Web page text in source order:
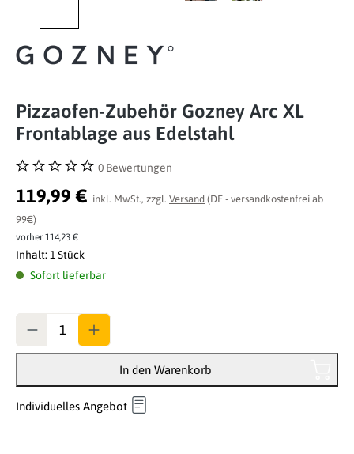
Pizzaofen-Zubehör Gozney Arc XL
Frontablage aus Edelstahl
Durchschnittliche Bewertung von 0 von 5 Sternen
0 Bewertungen
119,99 € inkl. MwSt., zzgl. Versand (DE - versandkostenfrei ab
99€)
vorher 114,23 €
Inhalt: 1 Stück
Sofort lieferbar
In den Warenkorb
Individuelles Angebot